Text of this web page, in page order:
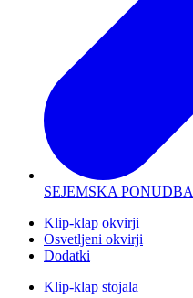
SEJEMSKA PONUDBA
Klip-klap okvirji
Osvetljeni okvirji
Dodatki
Klip-klap stojala